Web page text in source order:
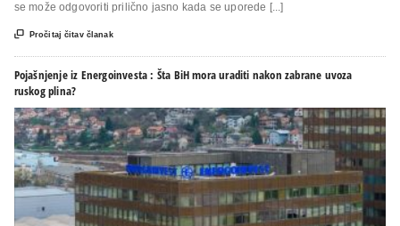
se može odgovoriti prilično jasno kada se uporede [...]
 Pročitaj čitav članak
Pojašnjenje iz Energoinvesta : Šta BiH mora uraditi nakon zabrane uvoza
ruskog plina?